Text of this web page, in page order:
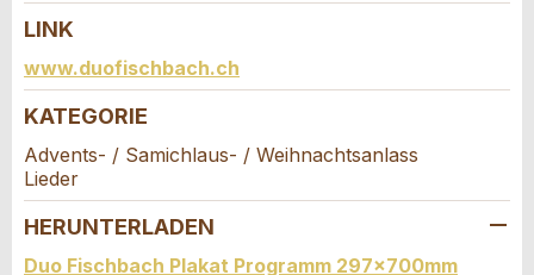
NACHRICHT SENDEN
Schliessen
Telefon *:
Nachricht:
* Pflichtfeld
Information: Zur Qualitätssicherung wird eine Kopie der
E-Mail an guidle gesendet.
Kontakt
Verfassen Sie eine Nachricht für die
Kontaktpersonen dieser Anzeige.
LINK
www.duofischbach.ch
KATEGORIE
Advents- / Samichlaus- / Weihnachtsanlass
Lieder
HERUNTERLADEN
Duo Fischbach Plakat Programm 297x700mm